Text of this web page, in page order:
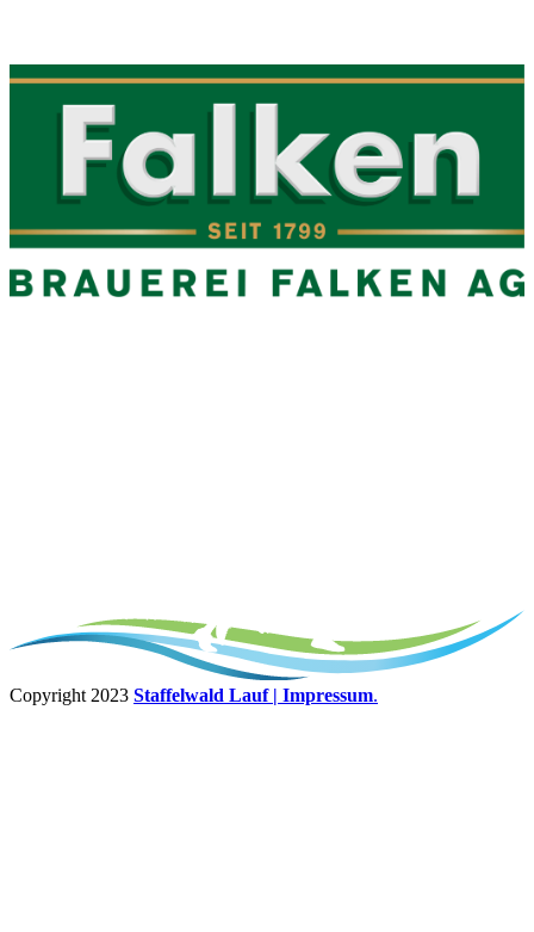
Copyright 2023 Staffelwald Lauf| Impressum.